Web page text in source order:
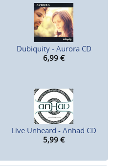
Dubiquity - Aurora CD
6,99 €
Live Unheard - Anhad CD
5,99 €